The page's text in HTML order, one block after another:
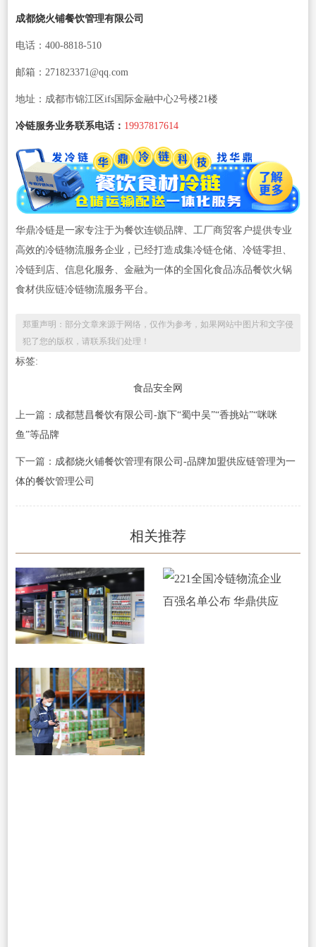
成都烧火铺餐饮管理有限公司
电话：400-8818-510
邮箱：271823371@qq.com
地址：成都市锦江区ifs国际金融中心2号楼21楼
冷链服务业务联系电话： 19937817614
华鼎冷链是一家专注于为餐饮连锁品牌、工厂商贸客户提供专业
高效的冷链物流服务企业，已经打造成集冷链仓储、冷链零担、
冷链到店、信息化服务、金融为一体的全国化食品冻品餐饮火锅
食材供应链冷链物流服务平台。
郑重声明：部分文章来源于网络，仅作为参考，如果网站中图片和文字侵
犯了您的版权，请联系我们处理！
标签:
食品安全网
上一篇： 成都慧昌餐饮有限公司-旗下“蜀中吴”“香挑站”“咪咪
鱼”等品牌
下一篇： 成都烧火铺餐饮管理有限公司-品牌加盟供应链管理为一
体的餐饮管理公司
相关推荐